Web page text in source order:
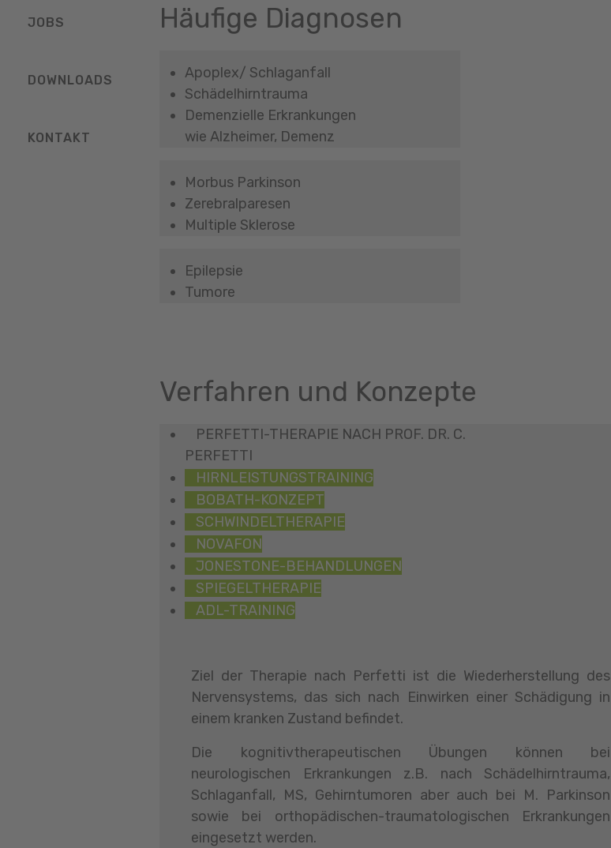
JOBS
DOWNLOADS
KONTAKT
Häufige Diagnosen
Apoplex/ Schlaganfall
Schädelhirntrauma
Demenzielle Erkrankungen
wie Alzheimer, Demenz
Morbus Parkinson
Zerebralparesen
Multiple Sklerose
Epilepsie
Tumore
Verfahren und Konzepte
PERFETTI-THERAPIE NACH PROF. DR. C.
PERFETTI
HIRNLEISTUNGSTRAINING
BOBATH-KONZEPT
SCHWINDELTHERAPIE
NOVAFON
JONESTONE-BEHANDLUNGEN
SPIEGELTHERAPIE
ADL-TRAINING
Ziel der Therapie nach Perfetti ist die Wiederherstellung des
Nervensystems, das sich nach Einwirken einer Schädigung in
einem kranken Zustand befindet.
Die kognitivtherapeutischen Übungen können bei
neurologischen Erkrankungen z.B. nach Schädelhirntrauma,
Schlaganfall, MS, Gehirntumoren aber auch bei M. Parkinson
sowie bei orthopädischen-traumatologischen Erkrankungen
eingesetzt werden.